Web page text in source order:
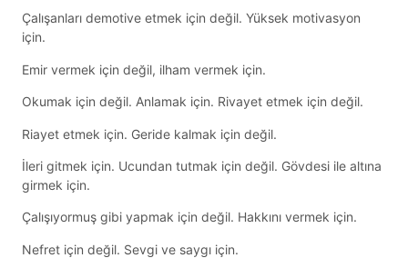
Çalışanları demotive etmek için değil. Yüksek motivasyon
için.
Emir vermek için değil, ilham vermek için.
Okumak için değil. Anlamak için. Rivayet etmek için değil.
Riayet etmek için. Geride kalmak için değil.
İleri gitmek için. Ucundan tutmak için değil. Gövdesi ile altına
girmek için.
Çalışıyormuş gibi yapmak için değil. Hakkını vermek için.
Nefret için değil. Sevgi ve saygı için.